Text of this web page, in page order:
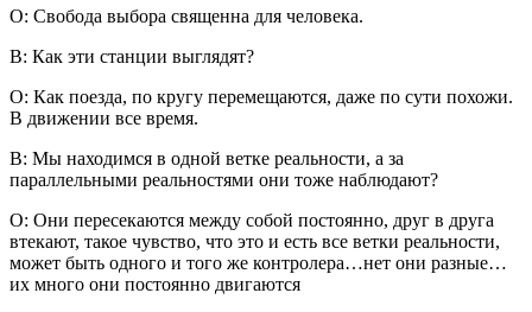
О: Свобода выбора священна для человека.
В: Как эти станции выглядят?
О: Как поезда, по кругу перемещаются, даже по сути похожи.
В движении все время.
В: Мы находимся в одной ветке реальности, а за
параллельными реальностями они тоже наблюдают?
О: Они пересекаются между собой постоянно, друг в друга
втекают, такое чувство, что это и есть все ветки реальности,
может быть одного и того же контролера…нет они разные…
их много они постоянно двигаются